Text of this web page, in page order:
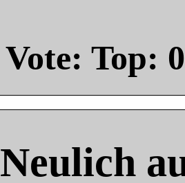
Vote: Top: 0
Neulich